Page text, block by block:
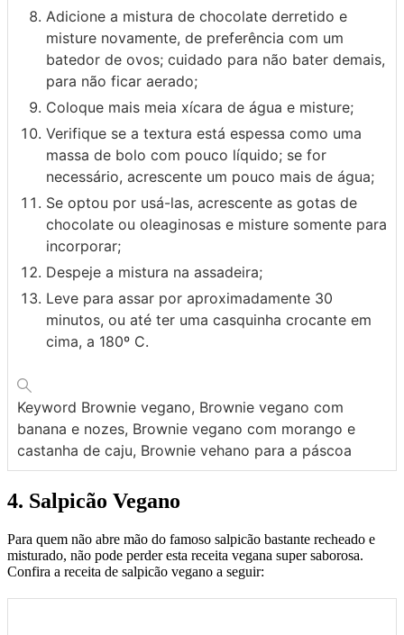
Adicione a mistura de chocolate derretido e
misture novamente, de preferência com um
batedor de ovos; cuidado para não bater demais,
para não ficar aerado;
Coloque mais meia xícara de água e misture;
Verifique se a textura está espessa como uma
massa de bolo com pouco líquido; se for
necessário, acrescente um pouco mais de água;
Se optou por usá-las, acrescente as gotas de
chocolate ou oleaginosas e misture somente para
incorporar;
Despeje a mistura na assadeira;
Leve para assar por aproximadamente 30
minutos, ou até ter uma casquinha crocante em
cima, a 180º C.
Keyword Brownie vegano, Brownie vegano com
banana e nozes, Brownie vegano com morango e
castanha de caju, Brownie vehano para a páscoa
4. Salpicão Vegano
Para quem não abre mão do famoso salpicão bastante recheado e
misturado, não pode perder esta receita vegana super saborosa.
Confira a receita de salpicão vegano a seguir: